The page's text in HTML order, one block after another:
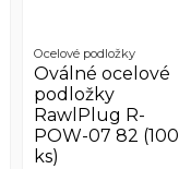
Ocelové podložky
Oválné ocelové
podložky
RawlPlug R-
POW-07 82 (100
ks)